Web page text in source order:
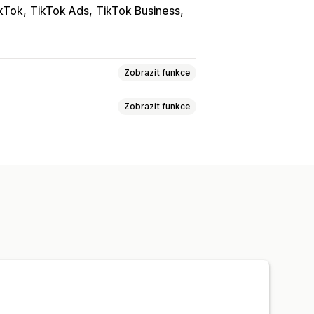
TikTok Ads TikTok Business
Zobrazit funkce
Zobrazit funkce